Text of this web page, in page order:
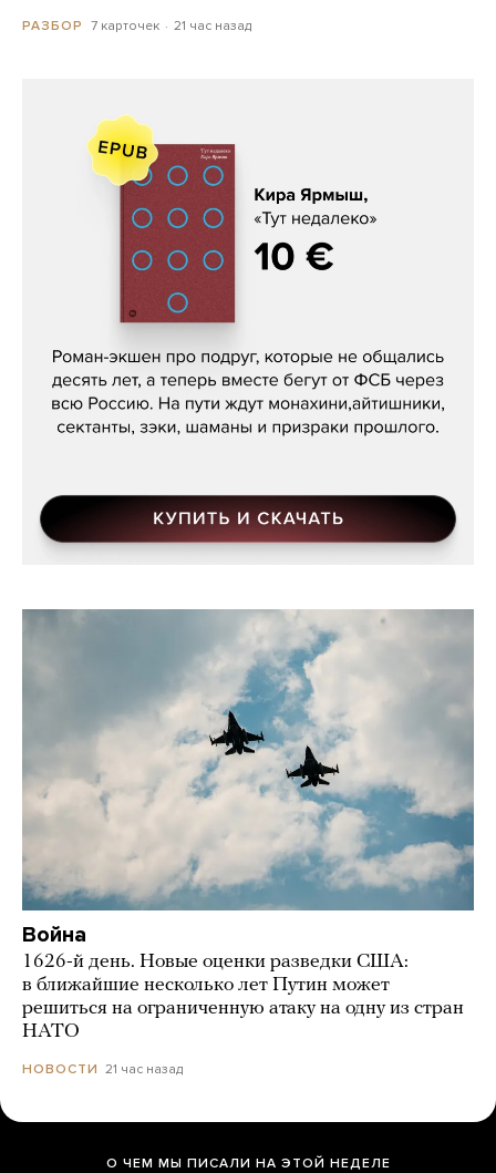
РАЗБОР 7 карточек 21 час назад
Кира Ярмыш, «Тут недалеко»
Война
1626-й день. Новые оценки разведки США:
в ближайшие несколько лет Путин может
решиться на ограниченную атаку на одну из стран
НАТО
НОВОСТИ 21 час назад
О ЧЕМ МЫ ПИСАЛИ НА ЭТОЙ НЕДЕЛЕ